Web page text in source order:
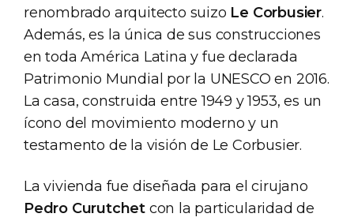
renombrado arquitecto suizo Le Corbusier.
Además, es la única de sus construcciones
en toda América Latina y fue declarada
Patrimonio Mundial por la UNESCO en 2016.
La casa, construida entre 1949 y 1953, es un
ícono del movimiento moderno y un
testamento de la visión de Le Corbusier.
La vivienda fue diseñada para el cirujano
Pedro Curutchet con la particularidad de